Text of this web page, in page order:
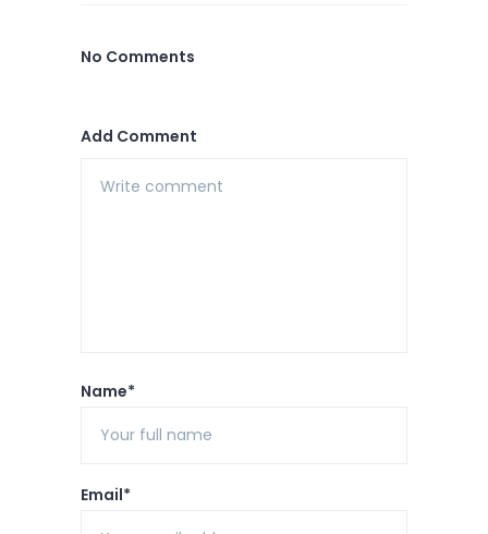
No Comments
Add Comment
Name*
Email*